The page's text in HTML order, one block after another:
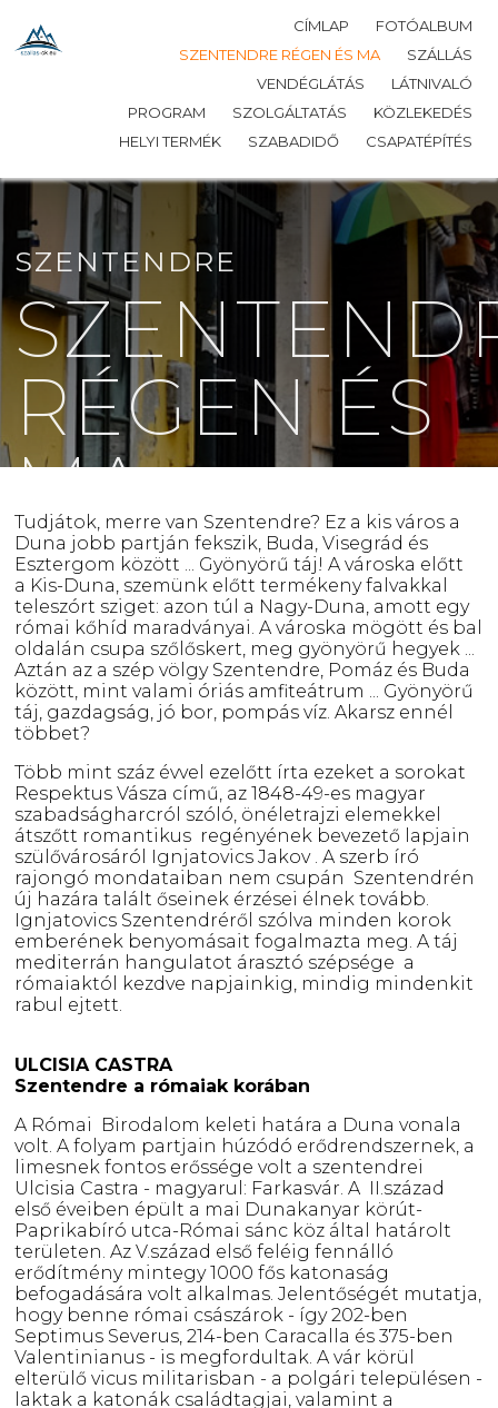
CÍMLAP
FOTÓALBUM
SZENTENDRE RÉGEN ÉS MA
SZÁLLÁS
VENDÉGLÁTÁS
LÁTNIVALÓ
PROGRAM
SZOLGÁLTATÁS
KÖZLEKEDÉS
HELYI TERMÉK
SZABADIDŐ CSAPATÉPÍTÉS
SZENTENDRE
RÉGEN ÉS
MA
A Római Birodalom keleti határa a Duna vonala
volt. A folyam partjain húzódó erődrendszernek, a
limesnek fontos erőssége volt a szentendrei
Ulcisia Castra - magyarul: Farkasvár. A II.század
első éveiben épült a mai Dunakanyar körút-
Paprikabíró utca-Római sánc köz által határolt
területen. Az V.század első feléig fennálló
erődítmény mintegy 1000 fős katonaság
befogadására volt alkalmas. Jelentőségét mutatja,
hogy benne római császárok - így 202-ben
Septimus Severus, 214-ben Caracalla és 375-ben
Valentinianus - is megfordultak. A vár körül
elterülő vicus militarisban - a polgári településen -
laktak a katonák családtagjai, valamint a
ULCISIA CASTRA
Szentendre a rómaiak korában
Több mint száz évvel ezelőtt írta ezeket a sorokat
Respektus Vásza című, az 1848-49-es magyar
szabadságharcról szóló, önéletrajzi elemekkel
átszőtt romantikus regényének bevezető lapjain
szülővárosáról Ignjatovics Jakov . A szerb író
rajongó mondataiban nem csupán Szentendrén
új hazára talált őseinek érzései élnek tovább.
Ignjatovics Szentendréről szólva minden korok
emberének benyomásait fogalmazta meg. A táj
mediterrán hangulatot árasztó szépsége a
rómaiaktól kezdve napjainkig, mindig mindenkit
rabul ejtett.
Tudjátok, merre van Szentendre? Ez a kis város a
Duna jobb partján fekszik, Buda, Visegrád és
Esztergom között ... Gyönyörű táj! A városka előtt
a Kis-Duna, szemünk előtt termékeny falvakkal
teleszórt sziget: azon túl a Nagy-Duna, amott egy
római kőhíd maradványai. A városka mögött és bal
oldalán csupa szőlőskert, meg gyönyörű hegyek ...
Aztán az a szép völgy Szentendre, Pomáz és Buda
között, mint valami óriás amfiteátrum ... Gyönyörű
táj, gazdagság, jó bor, pompás víz. Akarsz ennél
többet?